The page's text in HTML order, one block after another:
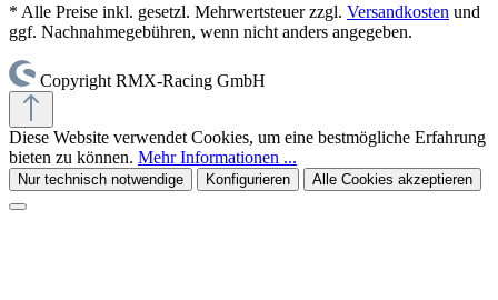
* Alle Preise inkl. gesetzl. Mehrwertsteuer zzgl. Versandkosten und
ggf. Nachnahmegebühren, wenn nicht anders angegeben.
Copyright RMX-Racing GmbH
Diese Website verwendet Cookies, um eine bestmögliche Erfahrung
bieten zu können. Mehr Informationen ...
Nur technisch notwendige Konfigurieren Alle Cookies akzeptieren